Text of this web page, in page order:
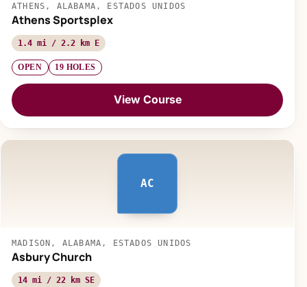
ATHENS, ALABAMA, ESTADOS UNIDOS
Athens Sportsplex
1.4 mi / 2.2 km E
OPEN 19 HOLES
View Course
AC
MADISON, ALABAMA, ESTADOS UNIDOS
Asbury Church
14 mi / 22 km SE